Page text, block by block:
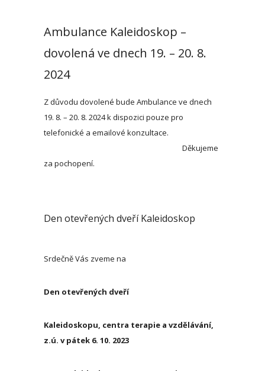
Ambulance Kaleidoskop –
dovolená ve dnech 19. – 20. 8.
2024
Z důvodu dovolené bude Ambulance ve dnech
19. 8. – 20. 8. 2024 k dispozici pouze pro
telefonické a emailové konzultace.
Děkujeme
za pochopení.
Den otevřených dveří Kaleidoskop
Srdečně Vás zveme na
Den otevřených dveří
Kaleidoskopu, centra terapie a vzdělávání,
z.ú. v pátek 6. 10. 2023